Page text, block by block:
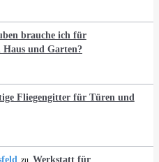
brauche ich für
und Garten?
Fliegengitter für Türen und
zu Werkstatt für